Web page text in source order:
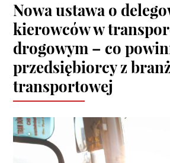
Nowa ustawa o
kierowców w
drogowym – co
przedsiębiorcy z
transportowej